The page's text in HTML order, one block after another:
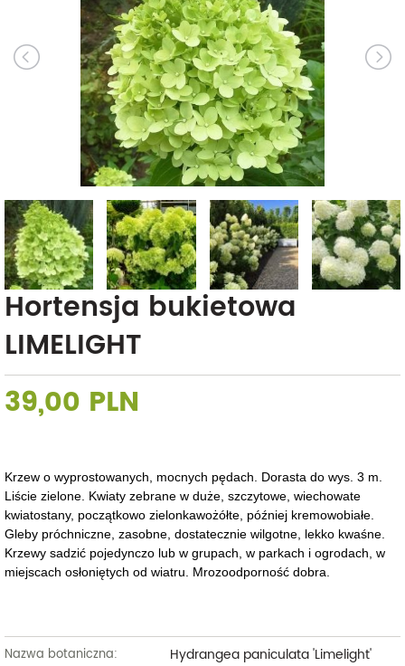
Hortensja bukietowa
LIMELIGHT
39,00 PLN
Krzew o wyprostowanych, mocnych pędach. Dorasta do wys. 3 m.
Liście zielone. Kwiaty zebrane w duże, szczytowe, wiechowate
kwiatostany, początkowo zielonkawożółte, później kremowobiałe.
Gleby próchniczne, zasobne, dostatecznie wilgotne, lekko kwaśne.
Krzewy sadzić pojedynczo lub w grupach, w parkach i ogrodach, w
miejscach osłoniętych od wiatru. Mrozoodporność dobra.
Nazwa botaniczna: Hydrangea paniculata 'Limelight'